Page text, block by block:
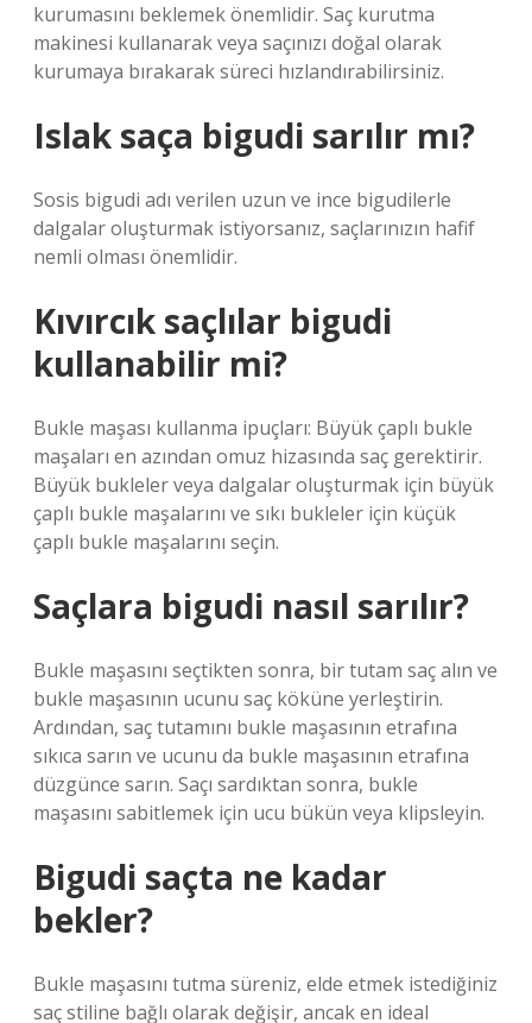
kurumasını beklemek önemlidir. Saç kurutma
makinesi kullanarak veya saçınızı doğal olarak
kurumaya bırakarak süreci hızlandırabilirsiniz.
Islak saça bigudi sarılır mı?
Sosis bigudi adı verilen uzun ve ince bigudilerle
dalgalar oluşturmak istiyorsanız, saçlarınızın hafif
nemli olması önemlidir.
Kıvırcık saçlılar bigudi
kullanabilir mi?
Bukle maşası kullanma ipuçları: Büyük çaplı bukle
maşaları en azından omuz hizasında saç gerektirir.
Büyük bukleler veya dalgalar oluşturmak için büyük
çaplı bukle maşalarını ve sıkı bukleler için küçük
çaplı bukle maşalarını seçin.
Saçlara bigudi nasıl sarılır?
Bukle maşasını seçtikten sonra, bir tutam saç alın ve
bukle maşasının ucunu saç köküne yerleştirin.
Ardından, saç tutamını bukle maşasının etrafına
sıkıca sarın ve ucunu da bukle maşasının etrafına
düzgünce sarın. Saçı sardıktan sonra, bukle
maşasını sabitlemek için ucu bükün veya klipsleyin.
Bigudi saçta ne kadar
bekler?
Bukle maşasını tutma süreniz, elde etmek istediğiniz
saç stiline bağlı olarak değişir, ancak en ideal